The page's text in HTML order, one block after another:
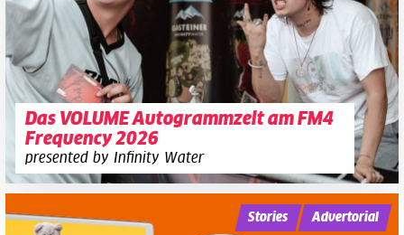
Das VOLUME Autogrammzelt am FM4
Frequency 2026
presented by Infinity Water
Stories Advertorial